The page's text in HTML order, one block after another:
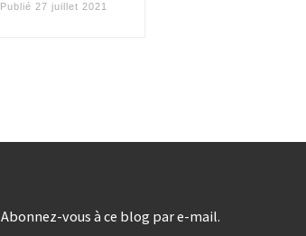
Publié 27 juillet 2021
Abonnez-vous à ce blog par e-mail.